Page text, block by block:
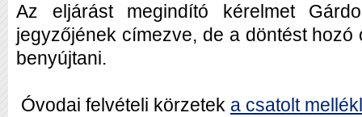
Az eljárást megindító kérelmet
jegyzőjének címezve, de a döntést
benyújtani.
Óvodai felvételi körzetek a csatolt